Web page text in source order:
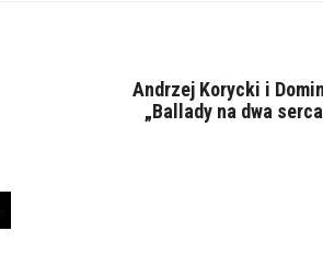
Andrzej Korycki i
„Ballady na dwa